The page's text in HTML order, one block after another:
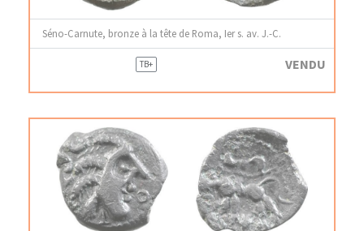
Séno-Carnute, bronze à la tête de Roma, Ier s. av. J.-C.
TB+ VENDU